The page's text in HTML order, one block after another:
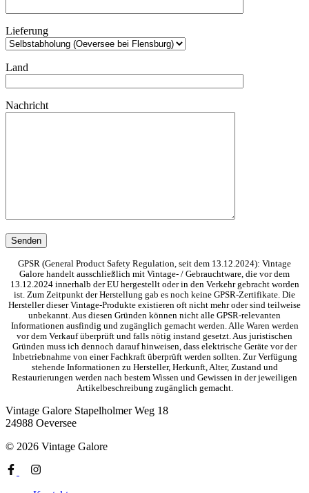
Lieferung
Land
Nachricht
GPSR (General Product Safety Regulation, seit dem 13.12.2024): Vintage
Galore handelt ausschließlich mit Vintage- / Gebrauchtware, die vor dem
13.12.2024 innerhalb der EU hergestellt oder in den Verkehr gebracht worden
ist. Zum Zeitpunkt der Herstellung gab es noch keine GPSR-Zertifikate. Die
Hersteller dieser Vintage-Produkte existieren oft nicht mehr oder sind teilweise
unbekannt. Aus diesen Gründen können nicht alle GPSR-relevanten
Informationen ausfindig und zugänglich gemacht werden. Alle Waren werden
vor dem Verkauf überprüft und falls nötig instand gesetzt. Aus juristischen
Gründen muss ich dennoch darauf hinweisen, dass elektrische Geräte vor der
Inbetriebnahme von einer Fachkraft überprüft werden sollten. Zur Verfügung
stehende Informationen zu Hersteller, Herkunft, Alter, Zustand und
Restaurierungen werden nach bestem Wissen und Gewissen in der jeweiligen
Artikelbeschreibung zugänglich gemacht.
Vintage Galore Stapelholmer Weg 18
24988 Oeversee
© 2026 Vintage Galore